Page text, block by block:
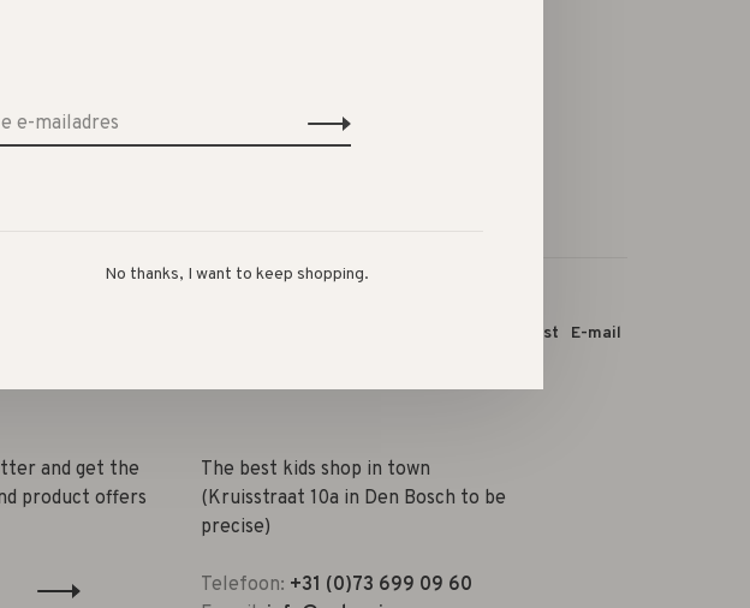
Pinterest E-mail
and get the
product offers
The best kids shop in town
(Kruisstraat 10a in Den Bosch to be
precise)
Telefoon: +31 (0)73 699 09 60
No thanks, I want to keep shopping.